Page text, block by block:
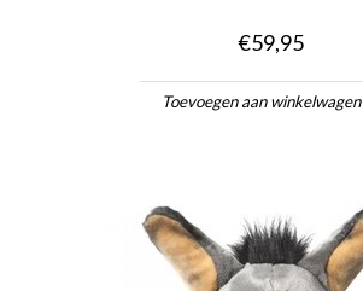
€59,95
Toevoegen aan winkelwagen